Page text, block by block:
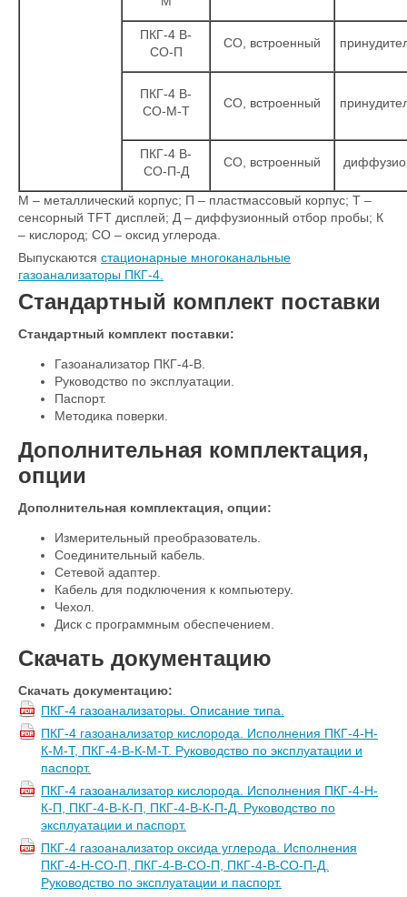
ПКГ-4 В-
CO-П
CO, встроенный
ПКГ-4 В-
CO-М-Т
CO, встроенный
ПКГ-4 В-
CO-П-Д
CO, встроенный
М – металлический корпус; П – пластмассовый корпус; Т –
сенсорный TFT дисплей; Д – диффузионный отбор пробы; К
– кислород; СО – оксид углерода.
Выпускаются стационарные многоканальные
газоанализаторы ПКГ-4.
Стандартный комплект поставки
Стандартный комплект поставки:
Газоанализатор ПКГ-4-В.
Руководство по эксплуатации.
Паспорт.
Методика поверки.
Дополнительная комплектация,
опции
Дополнительная комплектация, опции:
Измерительный преобразователь.
Соединительный кабель.
Сетевой адаптер.
Кабель для подключения к компьютеру.
Чехол.
Диск с программным обеспечением.
Скачать документацию
Скачать документацию:
ПКГ-4 газоанализаторы. Описание типа.
ПКГ-4 газоанализатор кислорода. Исполнения ПКГ-4-Н-
К-М-Т, ПКГ-4-В-К-М-Т. Руководство по эксплуатации и
паспорт.
ПКГ-4 газоанализатор кислорода. Исполнения ПКГ-4-Н-
К-П, ПКГ-4-В-К-П, ПКГ-4-В-К-П-Д. Руководство по
эксплуатации и паспорт.
ПКГ-4 газоанализатор оксида углерода. Исполнения
ПКГ-4-Н-СО-П, ПКГ-4-В-СО-П, ПКГ-4-В-СО-П-Д.
Руководство по эксплуатации и паспорт.